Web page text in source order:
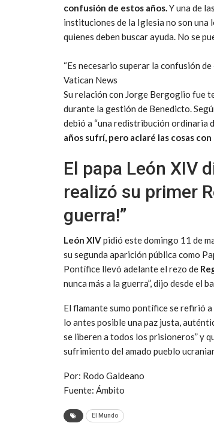
confusión de estos años.Y una de
instituciones de la Iglesia no son una
quienes deben buscar ayuda. No se
“Es necesario superar la confusión
Vatican News
Su relación con Jorge Bergoglio fue
durante la gestión de Benedicto.
debió a “una redistribución ordinaria
años sufrí, pero aclaré las cosas
El papa León XIV
realizó su primer
guerra!”
León XIVpidió este domingo 11 de
su segunda aparición pública como
Pontífice llevó adelante el rezo de
nunca más a la guerra”, dijo desde el
El flamante sumo pontífice se refirió
lo antes posible una paz justa,
se liberen a todos los prisioneros” y
sufrimiento del amado pueblo
Por: Rodo Galdeano
Fuente: Ámbito
El Mundo